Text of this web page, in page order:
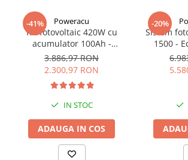
contactati pe e-mail:
comenzi@e-acumulatori.ro
-41% Poweracu
Kit fotovoltaic 420W cu
acumulator 100Ah -
utilizare 12Vcc
3.886,97 RON
2.300,97 RON
IN STOC
ADAUGA IN COS
-20%
Sistem
1500 - EcoFlow DELTA
Flexibil